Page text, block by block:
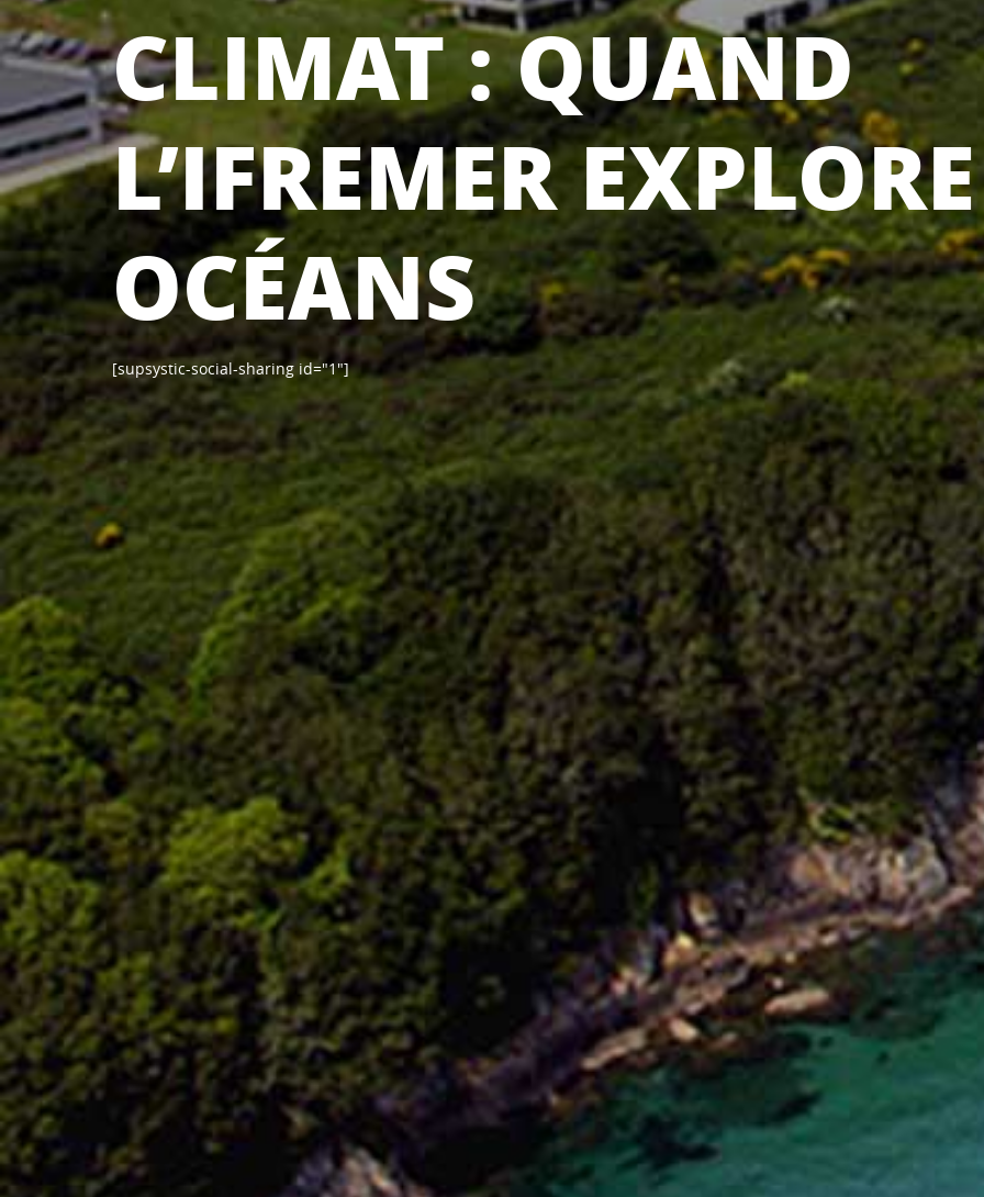
CLIMAT : QUAND
L’IFREMER
OCÉANS
[supsystic-social-sharing id="1"]